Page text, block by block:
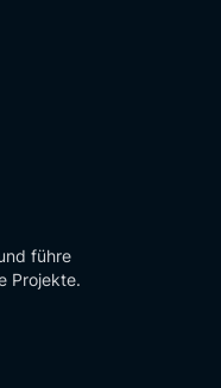
führe
Projekte.